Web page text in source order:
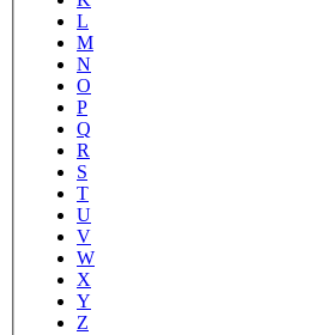
L
M
N
O
P
Q
R
S
T
U
V
W
X
Y
Z